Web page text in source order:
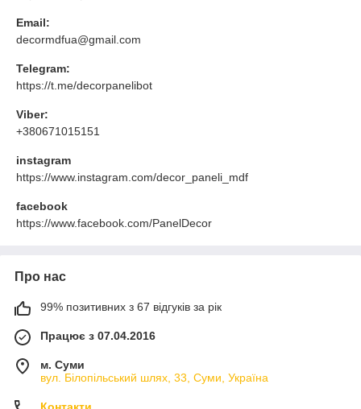
Email:
decormdfua@gmail.com
Telegram:
https://t.me/decorpanelibot
Viber:
+380671015151
instagram
https://www.instagram.com/decor_paneli_mdf
facebook
https://www.facebook.com/PanelDecor
Про нас
99% позитивних з 67 відгуків за рік
Працює з 07.04.2016
м. Суми
вул. Білопільський шлях, 33, Суми, Україна
Контакти